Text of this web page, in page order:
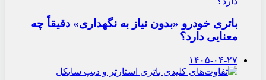
باتری خودرو «بدون نیاز به نگهداری» دقیقاً چه
معنایی دارد؟
۱۴۰۵-۰۴-۲۷